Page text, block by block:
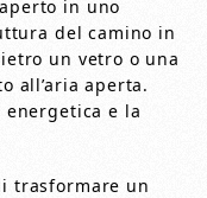
in uno
del camino in
un vetro o una
all’aria aperta.
energetica e la
trasformare un